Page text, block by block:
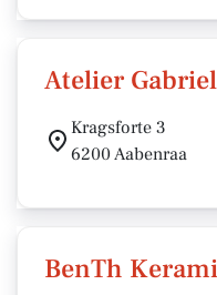
Atelier
Kragsforte 3
6200 Aabenraa
BenTh